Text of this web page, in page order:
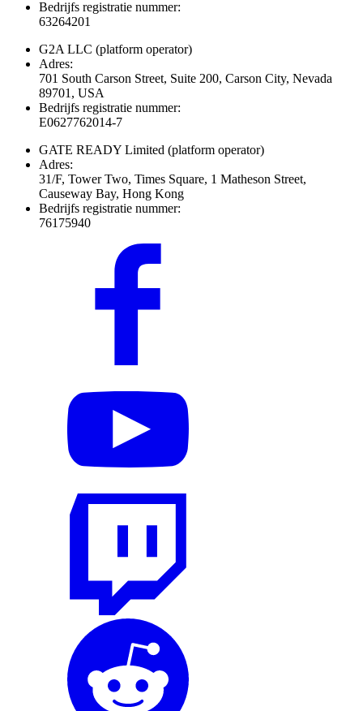
Bedrijfs registratie nummer:
63264201
G2A LLC (platform operator)
Adres:
701 South Carson Street, Suite 200, Carson City, Nevada
89701, USA
Bedrijfs registratie nummer:
E0627762014-7
GATE READY Limited (platform operator)
Adres:
31/F, Tower Two, Times Square, 1 Matheson Street,
Causeway Bay, Hong Kong
Bedrijfs registratie nummer:
76175940